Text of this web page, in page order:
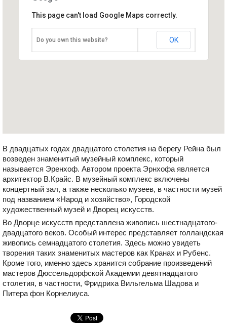
Германия, Дюссельдорф
This page can't load Google Maps correctly.
Do you own this website? OK
В двадцатых годах двадцатого столетия на берегу Рейна был
возведен знаменитый музейный комплекс, который
называется Эренхоф. Автором проекта Эрнхофа является
архитектор В.Крайс. В музейный комплекс включены
концертный зал, а также несколько музеев, в частности музей
под названием «Народ и хозяйство», Городской
художественный музей и Дворец искусств.
Во Дворце искусств представлена живопись шестнадцатого-
двадцатого веков. Особый интерес представляет голландская
живопись семнадцатого столетия. Здесь можно увидеть
творения таких знаменитых мастеров как Кранах и Рубенс.
Кроме того, именно здесь хранится собрание произведений
мастеров Дюссельдорфской Академии девятнадцатого
столетия, в частности, Фридриха Вильгельма Шадова и
Питера фон Корнелиуса.